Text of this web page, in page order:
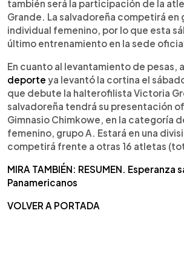
también será la participación de la
Grande. La salvadoreña competirá en
individual femenino, por lo que esta
último entrenamiento en la sede
En cuanto al levantamiento de pesas,
deporte ya levantó la cortina el
que debute la halterofilista Victoria
salvadoreña tendrá su presentación
Gimnasio Chimkowe, en la categoría
femenino, grupo A. Estará en una
competirá frente a otras 16 atletas
MIRA TAMBIÉN: RESUMEN. Esperanza
Panamericanos
VOLVER A PORTADA